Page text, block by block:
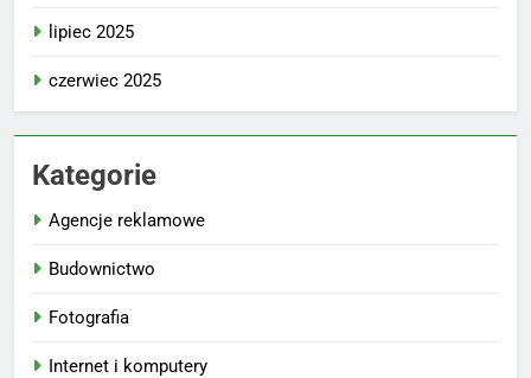
lipiec 2025
czerwiec 2025
Kategorie
Agencje reklamowe
Budownictwo
Fotografia
Internet i komputery